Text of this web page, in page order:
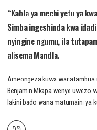
“Kabla ya mechi yetu ya
Simba ingeshinda kwa
nyingine ngumu, ila
alisema Mandla.
Ameongeza kuwa wanatambua
Benjamin Mkapa wenye uwezo
lakini bado wana matumaini ya